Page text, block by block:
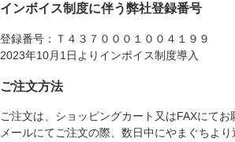
インボイス制度に伴う弊社登録番号
登録番号：Ｔ４３７０００１００４１９９
2023年10月1日よりインボイス制度導入
ご注文方法
ご注文は、ショッピングカート又はFAXにてお
メールにてご注文の際、数日中にやまぐちよ